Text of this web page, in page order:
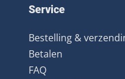
Service
Bestelling &
Betalen
FAQ